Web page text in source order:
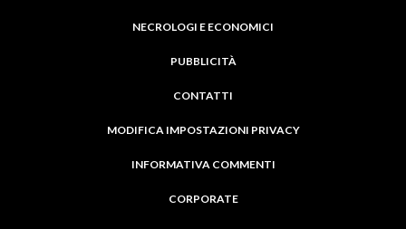
NECROLOGI E ECONOMICI
PUBBLICITÀ
CONTATTI
MODIFICA IMPOSTAZIONI PRIVACY
INFORMATIVA COMMENTI
CORPORATE